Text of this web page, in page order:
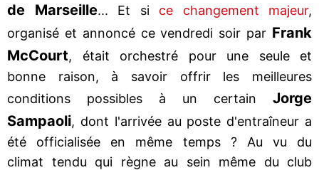
de Marseille... Et si ce changement majeur,
organisé et annoncé ce vendredi soir par Frank
McCourt, était orchestré pour une seule et
bonne raison, à savoir offrir les meilleures
conditions possibles à un certain Jorge
Sampaoli, dont l'arrivée au poste d'entraîneur a
été officialisée en même temps ? Au vu du
climat tendu qui règne au sein même du club